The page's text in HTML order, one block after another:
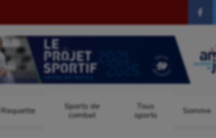
Raquette
Sports de
combat
Tous
sports
Somme